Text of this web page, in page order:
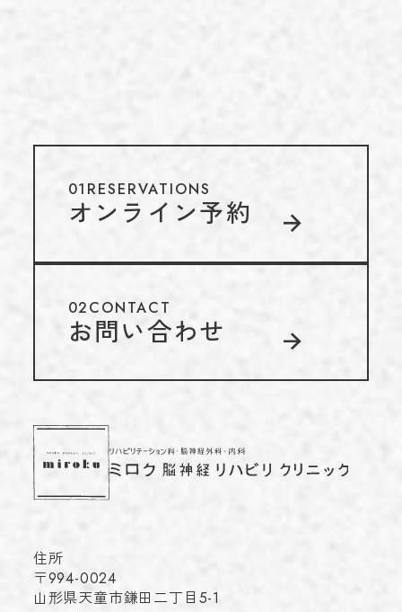
01 RESERVATIONS
オンライン予約
02CONTACT
お問い合わせ
住所
〒994-0024
山形県天童市鎌田二丁目5-1